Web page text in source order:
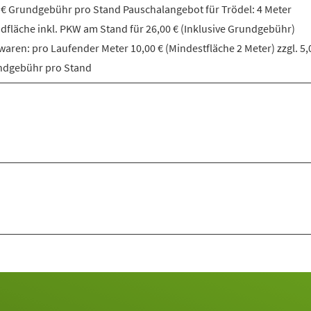
Grundgebühr pro Stand Pauschalangebot für Trödel: 4 Meter
inkl. PKW am Stand für 26,00 € (Inklusive Grundgebühr)
pro Laufender Meter 10,00 € (Mindestfläche 2 Meter) zzgl.
pro Stand